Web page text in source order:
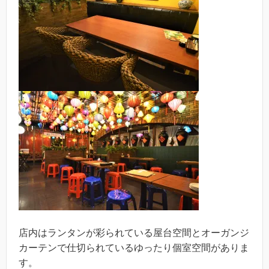
店内はランタンが彩られている屋台空間とオーガンジ
カーテンで仕切られているゆったり個室空間がありま
す。